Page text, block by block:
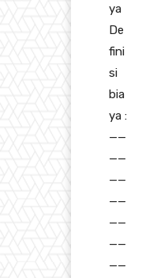
ya
De
fini
si
bia
ya :
——
——
——
——
——
——
——